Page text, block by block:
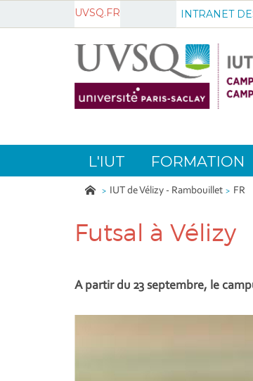
UVSQ.FR
L'IUT FORMATION
IUT de Vélizy - Rambouillet FR
Futsal à Vélizy
A partir du 23 septembre, le
INTRANET